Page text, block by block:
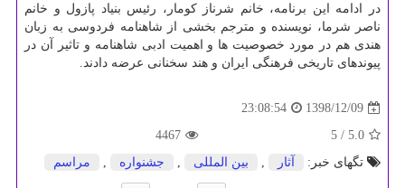
در ادامه این برنامه، خانم شرناز كومار، رئیس بنیاد پازول و خانم
ناصر شرما، نویسنده و مترجم بخشی از شاهنامه فردوسی به زبان
هندی هم در مورد خصوصیت ها و اهمیت ادبی شاهنامه و تاثیر آن در
پیوندهای تاریخی فرهنگی ایران و هند سخنانی عرضه دادند.
1398/12/09
23:08:54
5.0
/ 5
4467
تگهای خبر:
آثار , بین المللی , جشنواره , مراسم